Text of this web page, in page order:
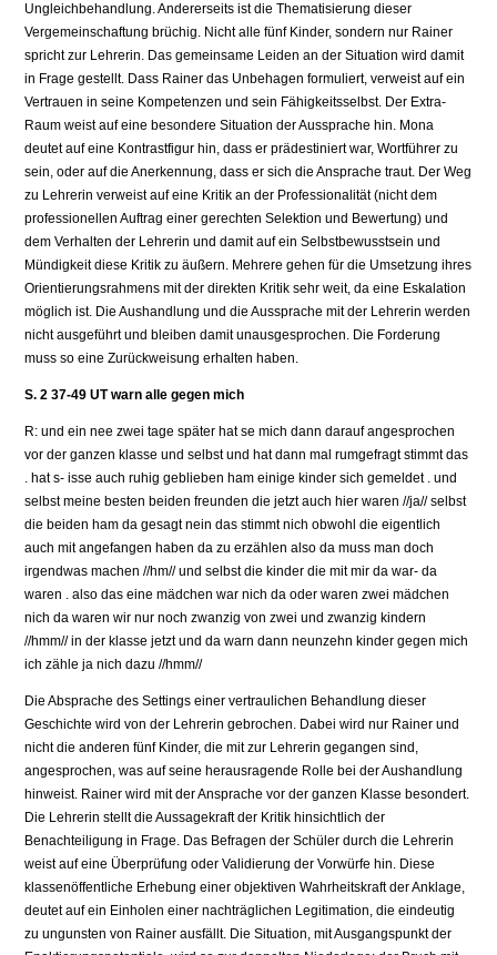
Ungleichbehandlung. Andererseits ist die Thematisierung dieser
Vergemeinschaftung brüchig. Nicht alle fünf Kinder, sondern nur Rainer
spricht zur Lehrerin. Das gemeinsame Leiden an der Situation wird damit
in Frage gestellt. Dass Rainer das Unbehagen formuliert, verweist auf ein
Vertrauen in seine Kompetenzen und sein Fähigkeitsselbst. Der Extra-
Raum weist auf eine besondere Situation der Aussprache hin. Mona
deutet auf eine Kontrastfigur hin, dass er prädestiniert war, Wortführer zu
sein, oder auf die Anerkennung, dass er sich die Ansprache traut. Der Weg
zu Lehrerin verweist auf eine Kritik an der Professionalität (nicht dem
professionellen Auftrag einer gerechten Selektion und Bewertung) und
dem Verhalten der Lehrerin und damit auf ein Selbstbewusstsein und
Mündigkeit diese Kritik zu äußern. Mehrere gehen für die Umsetzung ihres
Orientierungsrahmens mit der direkten Kritik sehr weit, da eine Eskalation
möglich ist. Die Aushandlung und die Aussprache mit der Lehrerin werden
nicht ausgeführt und bleiben damit unausgesprochen. Die Forderung
muss so eine Zurückweisung erhalten haben.
S. 2 37-49 UT warn alle gegen mich
R: und ein nee zwei tage später hat se mich dann darauf angesprochen
vor der ganzen klasse und selbst und hat dann mal rumgefragt stimmt das
. hat s- isse auch ruhig geblieben ham einige kinder sich gemeldet . und
selbst meine besten beiden freunden die jetzt auch hier waren //ja// selbst
die beiden ham da gesagt nein das stimmt nich obwohl die eigentlich
auch mit angefangen haben da zu erzählen also da muss man doch
irgendwas machen //hm// und selbst die kinder die mit mir da war- da
waren . also das eine mädchen war nich da oder waren zwei mädchen
nich da waren wir nur noch zwanzig von zwei und zwanzig kindern
//hmm// in der klasse jetzt und da warn dann neunzehn kinder gegen mich
ich zähle ja nich dazu //hmm//
Die Absprache des Settings einer vertraulichen Behandlung dieser
Geschichte wird von der Lehrerin gebrochen. Dabei wird nur Rainer und
nicht die anderen fünf Kinder, die mit zur Lehrerin gegangen sind,
angesprochen, was auf seine herausragende Rolle bei der Aushandlung
hinweist. Rainer wird mit der Ansprache vor der ganzen Klasse besondert.
Die Lehrerin stellt die Aussagekraft der Kritik hinsichtlich der
Benachteiligung in Frage. Das Befragen der Schüler durch die Lehrerin
weist auf eine Überprüfung oder Validierung der Vorwürfe hin. Diese
klassenöffentliche Erhebung einer objektiven Wahrheitskraft der Anklage,
deutet auf ein Einholen einer nachträglichen Legitimation, die eindeutig
zu ungunsten von Rainer ausfällt. Die Situation, mit Ausgangspunkt der